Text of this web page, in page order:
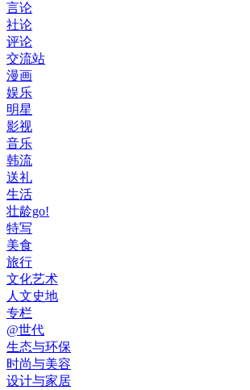
言论
社论
评论
交流站
漫画
娱乐
明星
影视
音乐
韩流
送礼
生活
壮龄go!
特写
美食
旅行
文化艺术
人文史地
专栏
@世代
生态与环保
时尚与美容
设计与家居